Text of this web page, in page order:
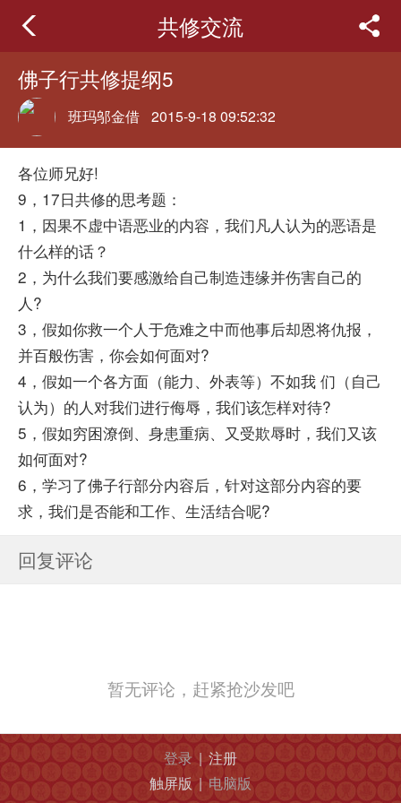
共修交流
佛子行共修提纲5
班玛邬金借 2015-9-18 09:52:32
各位师兄好!
9，17日共修的思考题：
1，因果不虚中语恶业的内容，我们凡人认为的恶语是
什么样的话？
2，为什么我们要感激给自己制造违缘并伤害自己的
人?
3，假如你救一个人于危难之中而他事后却恩将仇报，
并百般伤害，你会如何面对?
4，假如一个各方面（能力、外表等）不如我 们（自己
认为）的人对我们进行侮辱，我们该怎样对待?
5，假如穷困潦倒、身患重病、又受欺辱时，我们又该
如何面对?
6，学习了佛子行部分内容后，针对这部分内容的要
求，我们是否能和工作、生活结合呢?
回复评论
暂无评论，赶紧抢沙发吧
登录|注册
触屏版|电脑版